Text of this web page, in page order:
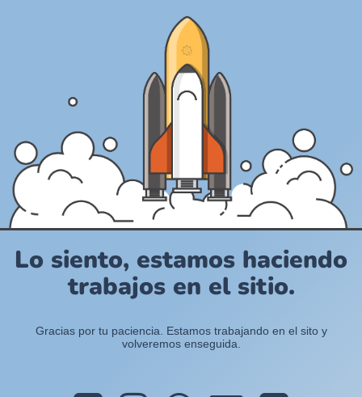
Lo siento, estamos haciendo
trabajos en el sitio.
Gracias por tu paciencia. Estamos trabajando en el sito y
volveremos enseguida.